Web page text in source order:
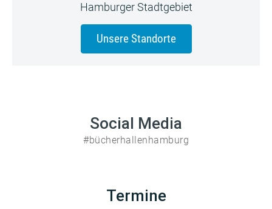
Hamburger Stadtgebiet
Unsere Standorte
Social Media
#bücherhallenhamburg
Termine